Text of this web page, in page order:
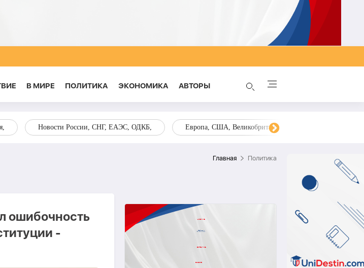
В МИРЕ ПОЛИТИКА ЭКОНОМИКА AВТОРЫ
Новости России, СНГ, ЕАЭС, ОДКБ, Европа, США, Великобритания, Украина, Запад,
Главная Политика
ошибочность
-